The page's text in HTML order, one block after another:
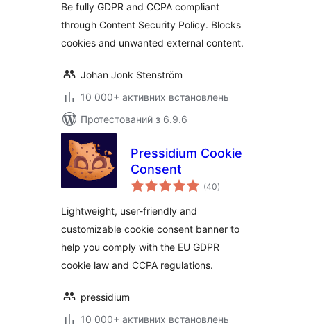
Be fully GDPR and CCPA compliant
through Content Security Policy. Blocks
cookies and unwanted external content.
Johan Jonk Stenström
10 000+ активних встановлень
Протестований з 6.9.6
Pressidium Cookie
Consent
(40загальний
рейтинг
)
Lightweight, user-friendly and
customizable cookie consent banner to
help you comply with the EU GDPR
cookie law and CCPA regulations.
pressidium
10 000+ активних встановлень